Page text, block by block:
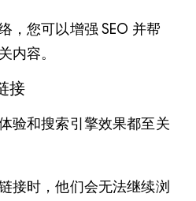
，您可以增强 SEO 并帮
内容。
接
验和搜索引擎效果都至关
接时，他们会无法继续浏